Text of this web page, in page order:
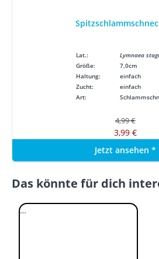
Lat.:
Lymnaea
Größe:
7,0cm
Haltung:
einfach
Zucht:
einfach
Art:
4,99 €
3,99 €
Jetzt ansehen *
Das könnte für dich
…